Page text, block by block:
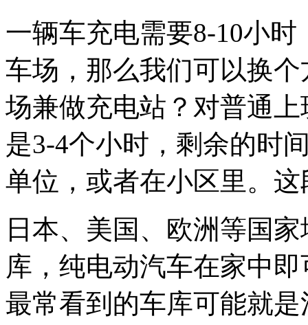
一辆车充电需要8-10小
车场，那么我们可以换
场兼做充电站？对普通
是3-4个小时，剩余的时
单位，或者在小区里。
日本、美国、欧洲等国
库，纯电动汽车在家中
最常看到的车库可能就